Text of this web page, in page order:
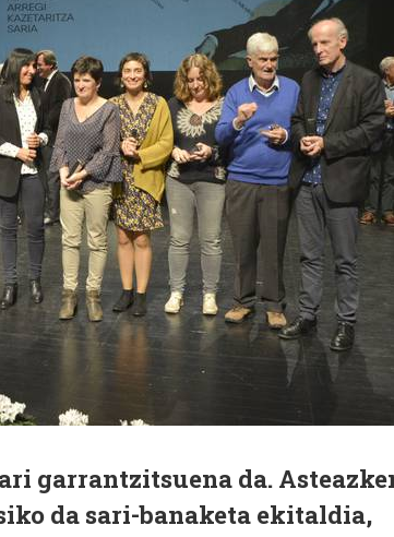
garrantzitsuena da.
da sari-banaketa ekitaldia,